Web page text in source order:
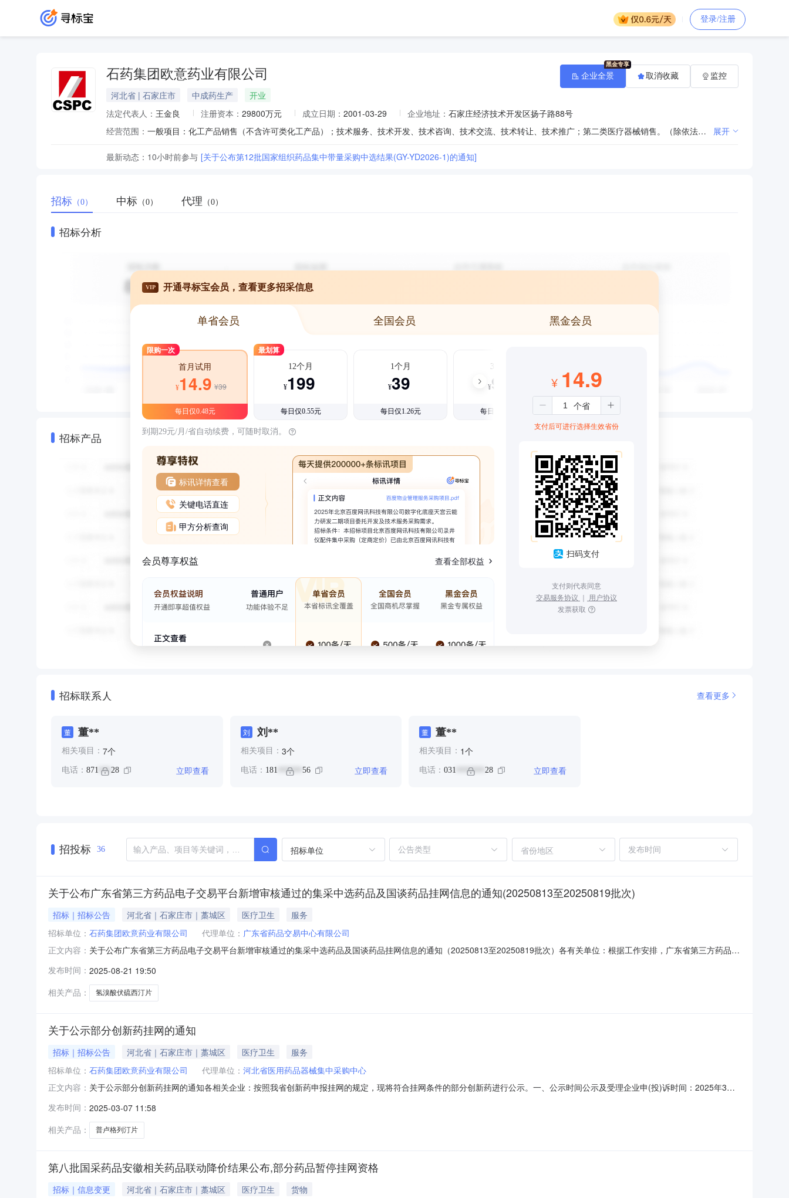
登录/注册
石药集团欧意药业有限公司
河北省 | 石家庄市 中成药生产
开业
法定代表人： 王金良 注册资本： 29800万元 成立日期： 2001-03-29 企业地址： 石家庄经济技术开发区扬子路88号
经营范围：
一般项目：化工产品销售（不含许可类化工产品）；技术服务、技术开发、技术咨询、技术交流、技术转让、技术推广；第二类医疗器械销售。（除依法须经批准的项目外，凭营业执照依法自主开展经营活动）许可项目：药品生产；药品零售；药品进出口；道路货物运输（不含危险货物）；第二类医疗器械生产。（依法须经批准的项目，经相关部门批准后方可开展经营活动，具体经营项目以相关部门批准文件或许可证件为准） 展开
最新动态： 10小时前参与 [关于公布第12批国家组织药品集中带量采购中选结果(GY-YD2026-1)的通知]
企业全景 取消收藏 监控
招标 （0） 中标 （0） 代理 （0）
招标分析
招标产品
VIP 开通寻标宝会员，查看更多招采信息
单省会员 全国会员 黑金会员
限购一次
首月试用
¥14.9 ¥39
每日仅0.48元
最划算
12个月
¥199
每日仅0.55元
1个月
¥39
每日仅1.26元
3个月
¥99
每日仅1.08元
到期29元/月/省自动续费，可随时取消。
标讯详情查看
关键电话直连
甲方分析查询
会员尊享权益 查看全部权益
¥ 14.9
支付后可进行选择生效省份
扫码支付
支付则代表同意
交易服务协议 ｜ 用户协议
发票获取
招标联系人 查看更多
董 董**
相关项目： 7个
电话： 871 *** 28 立即查看
刘 刘**
相关项目： 3个
电话： 181 ****** 56 立即查看
董 董**
相关项目： 1个
电话： 031 ******* 28 立即查看
招投标 36 招标单位 省份地区
关于公布广东省第三方药品电子交易平台新增审核通过的集采中选药品及国谈药品挂网信息的通知(20250813至20250819批次)
招标｜招标公告 河北省｜石家庄市｜藁城区 医疗卫生
服务
招标单位： 石药集团欧意药业有限公司 代理单位： 广东省药品交易中心有限公司
正文内容： 关于公布广东省第三方药品电子交易平台新增审核通过的集采中选药品及国谈药品挂网信息的通知（20250813至20250819批次）各有关单位：根据工作安排，广东省第三方药品电
品范围20250813至20250819批次新增挂网药品中，审核通过且省平台尚未挂网的集采中选药品及国谈药品（具体见附件）。二、配送关系维护请相关企业使用CA登录子系统，通
过“药品交易-配送
发布时间： 2025-08-21 19:50
相关产品：
氢溴酸伏硫西汀片
关于公示部分创新药挂网的通知
招标｜招标公告 河北省｜石家庄市｜藁城区 医疗卫生
服务
招标单位： 石药集团欧意药业有限公司 代理单位： 河北省医用药品器械集中采购中心
正文内容： 关于公示部分创新药挂网的通知各相关企业：按照我省创新药申报挂网的规定，现将符合挂网条件的部分创新药进行公示。一、公示时间公示及受理企业申(投)诉时间：2025年3月7
供相关证明材料，做出说明。（二）企业对公示结果有异议的，可登录平台进入请于公示期内进入“药品挂网管理-我的工作台-原研药品(参比制剂)挂网-申投诉管理-企业申投诉”，申
投诉事项选择【原研/参比制
发布时间： 2025-03-07 11:58
相关产品：
普卢格列汀片
第八批国采药品安徽相关药品联动降价结果公布,部分药品暂停挂网资格
招标｜信息变更 河北省｜石家庄市｜藁城区 医疗卫生
货物